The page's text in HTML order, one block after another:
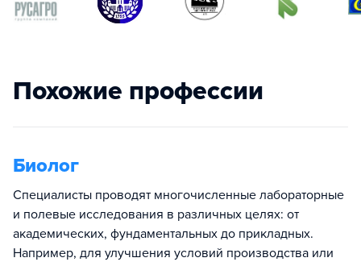
Похожие профессии
Биолог
Специалисты проводят многочисленные лабораторные
и полевые исследования в различных целях: от
академических, фундаментальных до прикладных.
Например, для улучшения условий производства или